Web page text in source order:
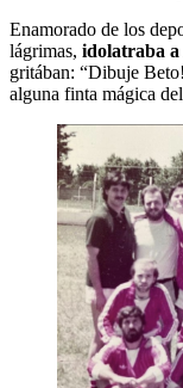
Enamorado de los
lágrimas, idolatraba a
gritában: “Dibuje
alguna finta mágica